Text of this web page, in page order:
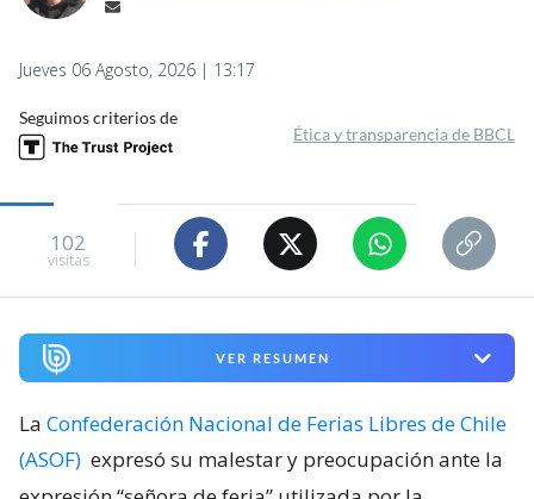
Jueves 06 Agosto, 2026 | 13:17
Seguimos criterios de
Ética y transparencia de BBCL
102
visitas
VER RESUMEN
La Confederación Nacional de Ferias Libres de Chile
(ASOF) expresó su malestar y preocupación ante la